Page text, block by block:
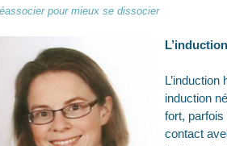
pour mieux se dissocier
induction
fort, parfois
contact